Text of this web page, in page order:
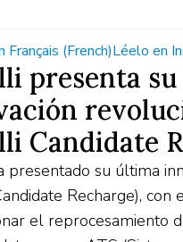
Français (French)Léelo en
presenta su
Candidate
presentado su última
Recharge), con
el reprocesamiento